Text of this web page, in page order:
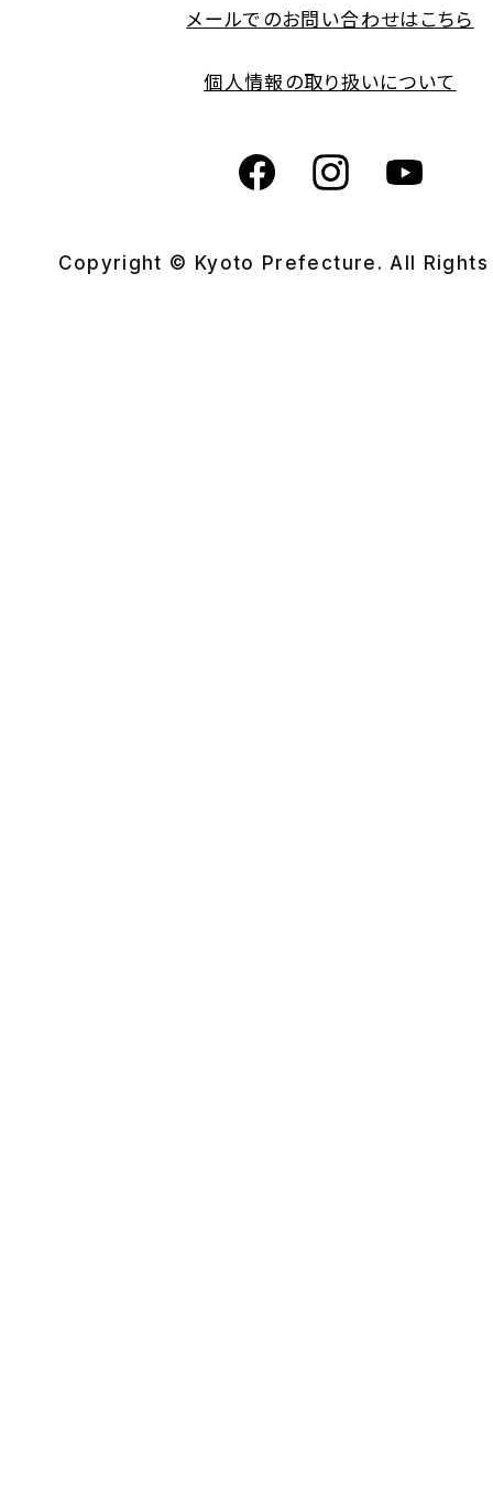
メールでのお問い合わせはこちら
個人情報の取り扱いについて
Copyright © Kyoto Prefecture. All Rights